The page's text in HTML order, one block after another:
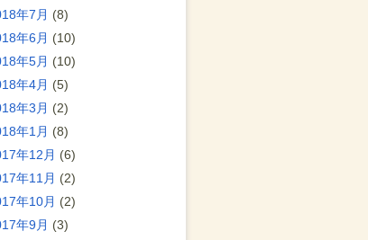
年7月 (8)
年6月 (10)
年5月 (10)
年4月 (5)
年3月 (2)
年1月 (8)
年12月 (6)
年11月 (2)
年10月 (2)
年9月 (3)